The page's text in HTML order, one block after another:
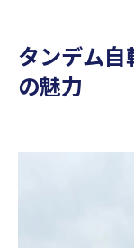
タンデム
の魅力